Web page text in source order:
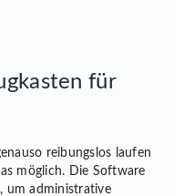
für
reibungslos laufen
möglich. Die Software
um administrative